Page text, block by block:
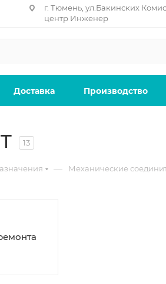
г. Тюмень, ул.Бакинских
центр Инженер
Доставка Производство
13
— Механические